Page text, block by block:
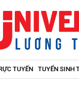
TUYẾN TUYỂN SINH